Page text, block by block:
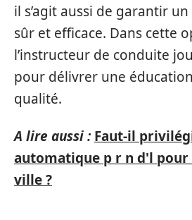
il s’agit aussi de garantir
sûr et efficace. Dans cette
l’instructeur de conduite
pour délivrer une
qualité.
A lire aussi : Faut-il
automatique p r n d'l pour
ville ?